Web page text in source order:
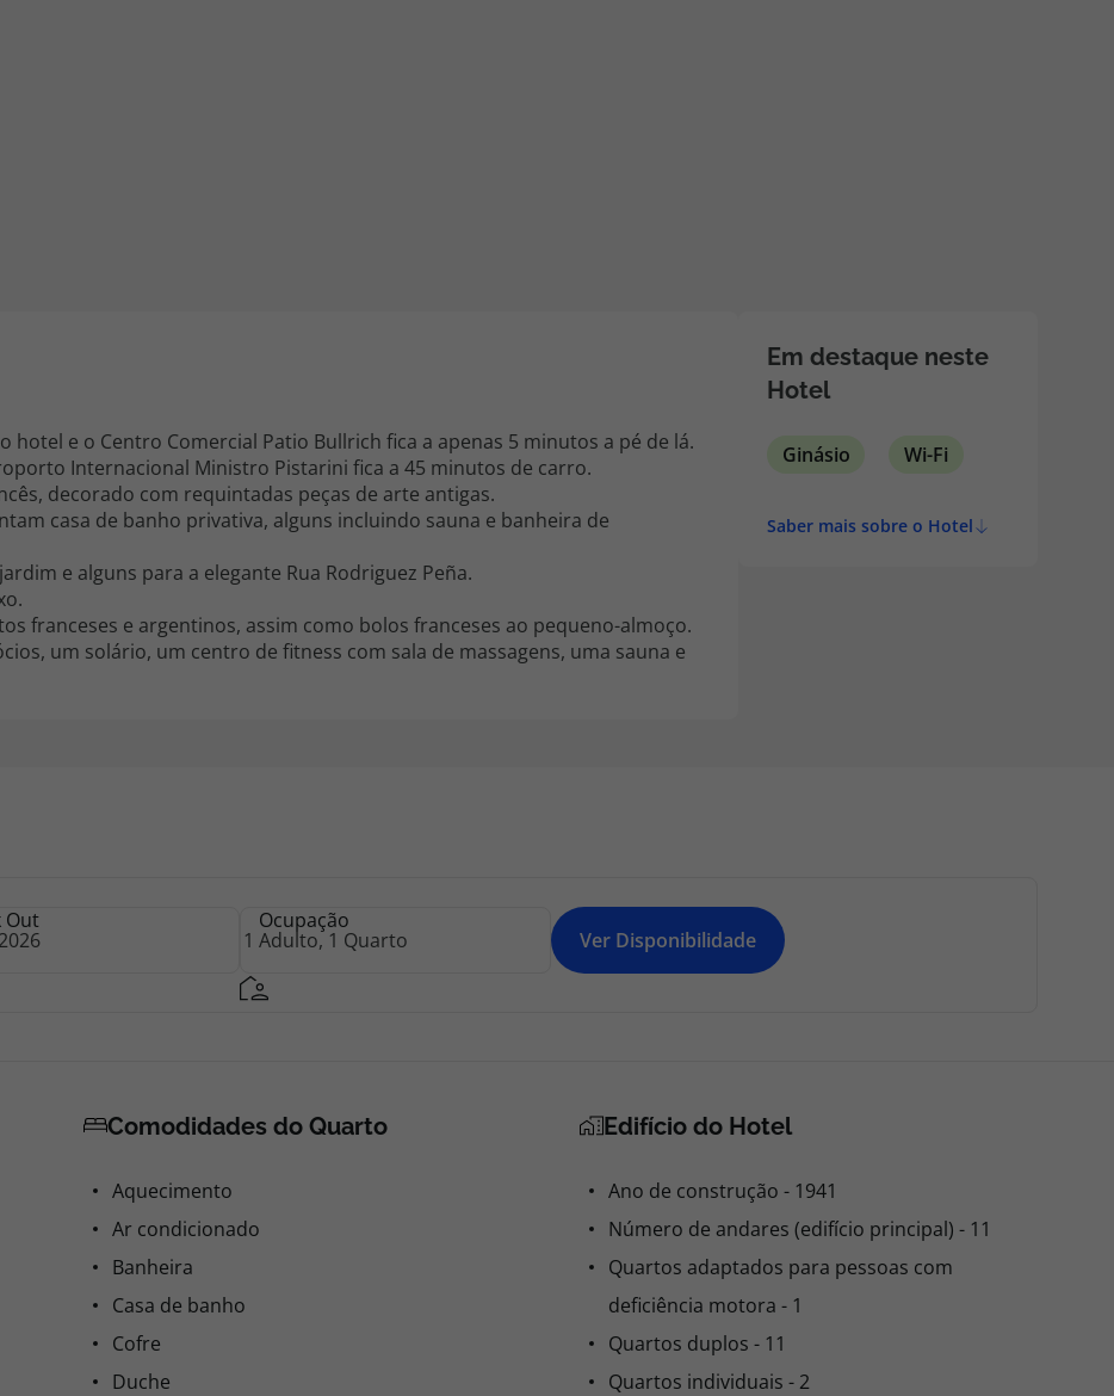
hotel e o Centro Comercial Patio Bullrich fica a apenas 5 minutos a pé de lá.
Internacional Ministro Pistarini fica a 45 minutos de carro.
decorado com requintadas peças de arte antigas.
casa de banho privativa, alguns incluindo sauna e banheira de
e alguns para a elegante Rua Rodriguez Peña.
franceses e argentinos, assim como bolos franceses ao pequeno-almoço.
um solário, um centro de fitness com sala de massagens, uma sauna e
Em destaque neste
Hotel
Ginásio Wi-Fi
Saber mais sobre o Hotel
Out Ocupação
Ver Disponibilidade
Comodidades do Quarto
Aquecimento
Ar condicionado
Banheira
Casa de banho
Cofre
Duche
Edifício do Hotel
Ano de construção - 1941
Número de andares (edifício principal) - 11
Quartos adaptados para pessoas com
deficiência motora - 1
Quartos duplos - 11
Quartos individuais - 2